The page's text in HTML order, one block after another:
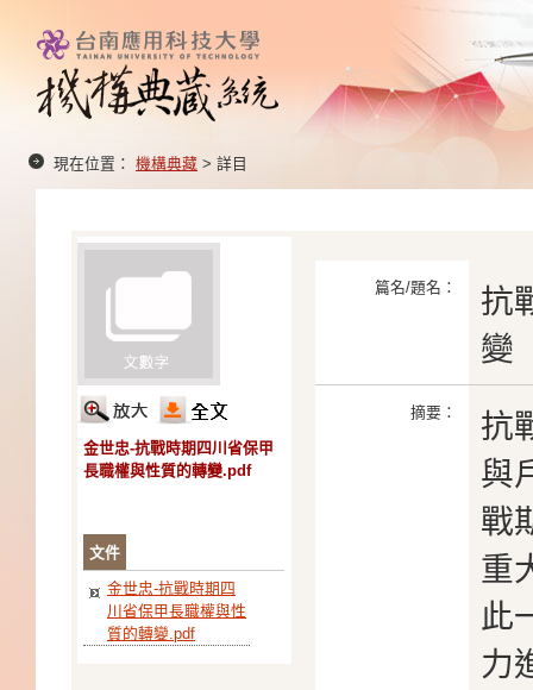
現在位置： 機構典藏 > 詳目
金世忠-抗戰時期四川省保甲
長職權與性質的轉變.pdf
文件
金世忠-抗戰時期四
川省保甲長職權與性
質的轉變.pdf
篇名/題名：
抗
變
摘要：
抗
與
戰
重
此
力